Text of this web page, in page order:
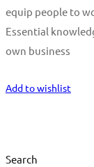
equip people to
Essential
own business
Add to wishlist
Search